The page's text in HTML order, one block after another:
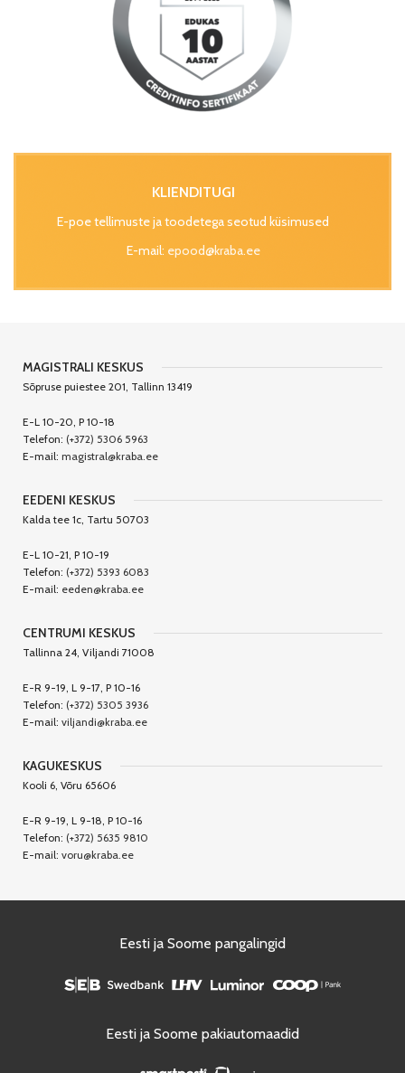
KLIENDITUGI
E-poe tellimuste ja toodetega seotud küsimused
E-mail: epood@kraba.ee
MAGISTRALI KESKUS
Sõpruse puiestee 201, Tallinn 13419
E-L 10-20, P 10-18
Telefon: (+372) 5306 5963
E-mail: magistral@kraba.ee
EEDENI KESKUS
Kalda tee 1c, Tartu 50703
E-L 10-21, P 10-19
Telefon: (+372) 5393 6083
E-mail: eeden@kraba.ee
CENTRUMI KESKUS
Tallinna 24, Viljandi 71008
E-R 9-19, L 9-17, P 10-16
Telefon: (+372) 5305 3936
E-mail: viljandi@kraba.ee
KAGUKESKUS
Kooli 6, Võru 65606
E-R 9-19, L 9-18, P 10-16
Telefon: (+372) 5635 9810
E-mail: voru@kraba.ee
Eesti ja Soome pangalingid
Eesti ja Soome pakiautomaadid